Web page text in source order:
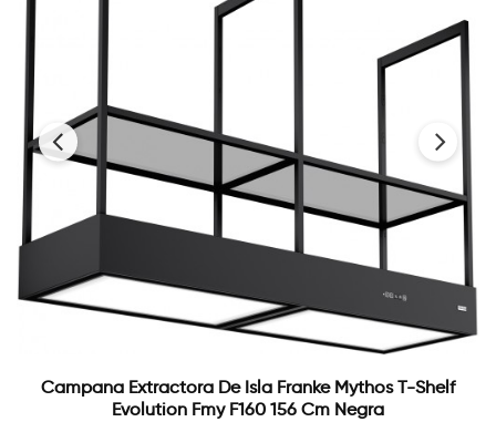
Campana Extractora De Isla Franke Mythos T-Shelf
Evolution Fmy F160 156 Cm Negra
‹ ›